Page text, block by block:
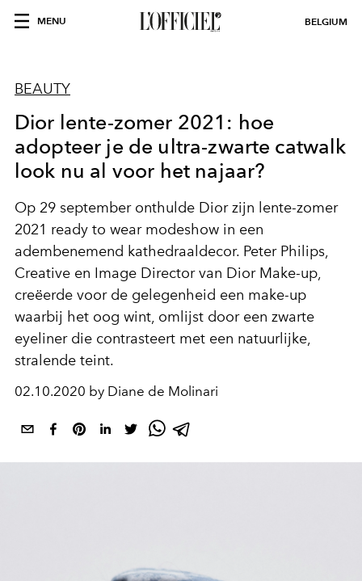
MENU BELGIUM
BEAUTY
Dior lente-zomer 2021: hoe
adopteer je de ultra-zwarte catwalk
look nu al voor het najaar?
Op 29 september onthulde Dior zijn lente-zomer
2021 ready to wear modeshow in een
adembenemend kathedraaldecor. Peter Philips,
Creative en Image Director van Dior Make-up,
creëerde voor de gelegenheid een make-up
waarbij het oog wint, omlijst door een zwarte
eyeliner die contrasteert met een natuurlijke,
stralende teint.
02.10.2020 by Diane de Molinari